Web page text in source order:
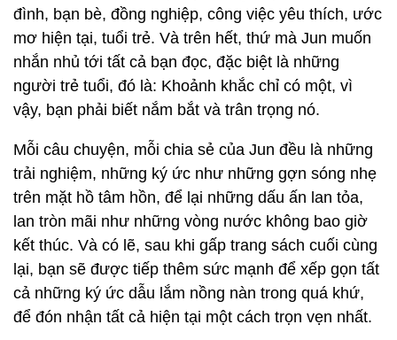
đình, bạn bè, đồng nghiệp, công việc yêu thích, ước
mơ hiện tại, tuổi trẻ. Và trên hết, thứ mà Jun muốn
nhắn nhủ tới tất cả bạn đọc, đặc biệt là những
người trẻ tuổi, đó là: Khoảnh khắc chỉ có một, vì
vậy, bạn phải biết nắm bắt và trân trọng nó.
Mỗi câu chuyện, mỗi chia sẻ của Jun đều là những
trải nghiệm, những ký ức như những gợn sóng nhẹ
trên mặt hồ tâm hồn, để lại những dấu ấn lan tỏa,
lan tròn mãi như những vòng nước không bao giờ
kết thúc. Và có lẽ, sau khi gấp trang sách cuối cùng
lại, bạn sẽ được tiếp thêm sức mạnh để xếp gọn tất
cả những ký ức dẫu lắm nồng nàn trong quá khứ,
để đón nhận tất cả hiện tại một cách trọn vẹn nhất.